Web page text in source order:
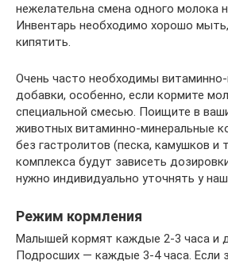
нежелательна смена одного молока
Инвентарь необходимо хорошо
кипятить.
Очень часто необходимы
добавки, особенно, если кормите
специальной смесью. Поищите в
животных витаминно-минеральные
без гастролитов (песка, камушков и
комплекса будут зависеть
нужно индивидуально уточнять у
Режим кормления
Малышей кормят каждые 2-3 часа и
Подросших — каждые 3-4 часа. Если